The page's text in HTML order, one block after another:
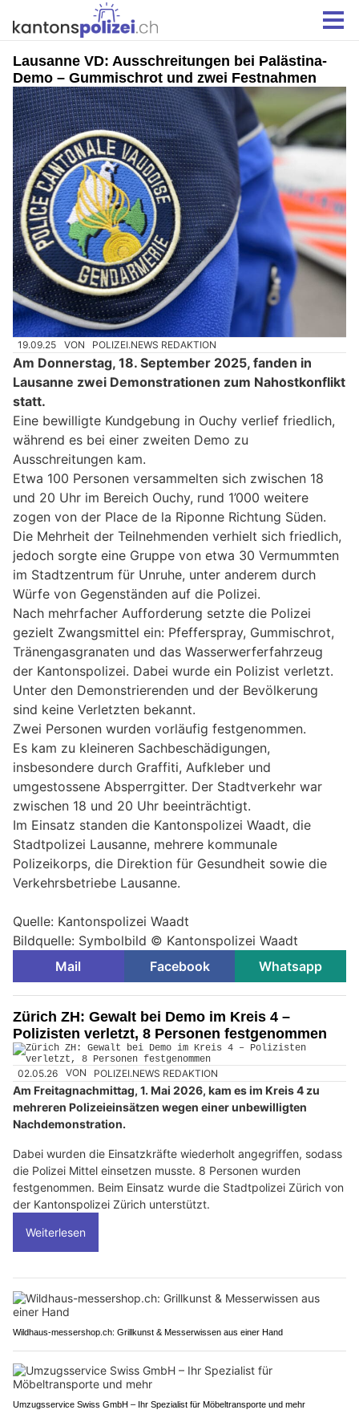
Lausanne VD: Ausschreitungen bei Palästina-
Demo – Gummischrot und zwei Festnahmen
19.09.25 VON POLIZEI.NEWS REDAKTION
Am Donnerstag, 18. September 2025, fanden in
Lausanne zwei Demonstrationen zum Nahostkonflikt
statt.
Eine bewilligte Kundgebung in Ouchy verlief friedlich,
während es bei einer zweiten Demo zu
Ausschreitungen kam.
Etwa 100 Personen versammelten sich zwischen 18
und 20 Uhr im Bereich Ouchy, rund 1’000 weitere
zogen von der Place de la Riponne Richtung Süden.
Die Mehrheit der Teilnehmenden verhielt sich friedlich,
jedoch sorgte eine Gruppe von etwa 30 Vermummten
im Stadtzentrum für Unruhe, unter anderem durch
Würfe von Gegenständen auf die Polizei.
Nach mehrfacher Aufforderung setzte die Polizei
gezielt Zwangsmittel ein: Pfefferspray, Gummischrot,
Tränengasgranaten und das Wasserwerferfahrzeug
der Kantonspolizei. Dabei wurde ein Polizist verletzt.
Unter den Demonstrierenden und der Bevölkerung
sind keine Verletzten bekannt.
Zwei Personen wurden vorläufig festgenommen.
Es kam zu kleineren Sachbeschädigungen,
insbesondere durch Graffiti, Aufkleber und
umgestossene Absperrgitter. Der Stadtverkehr war
zwischen 18 und 20 Uhr beeinträchtigt.
Im Einsatz standen die Kantonspolizei Waadt, die
Stadtpolizei Lausanne, mehrere kommunale
Polizeikorps, die Direktion für Gesundheit sowie die
Verkehrsbetriebe Lausanne.
Quelle: Kantonspolizei Waadt
Bildquelle: Symbolbild © Kantonspolizei Waadt
Mail
Facebook Whatsapp
Zürich ZH: Gewalt bei Demo im Kreis 4 –
Polizisten verletzt, 8 Personen festgenommen
02.05.26 VON POLIZEI.NEWS REDAKTION
Am Freitagnachmittag, 1. Mai 2026, kam es im Kreis 4 zu
mehreren Polizeieinsätzen wegen einer unbewilligten
Nachdemonstration.
Dabei wurden die Einsatzkräfte wiederholt angegriffen, sodass
die Polizei Mittel einsetzen musste. 8 Personen wurden
festgenommen. Beim Einsatz wurde die Stadtpolizei Zürich von
der Kantonspolizei Zürich unterstützt.
Weiterlesen
Wildhaus-messershop.ch: Grillkunst & Messerwissen aus einer Hand
Umzugsservice Swiss GmbH – Ihr Spezialist für Möbeltransporte und mehr